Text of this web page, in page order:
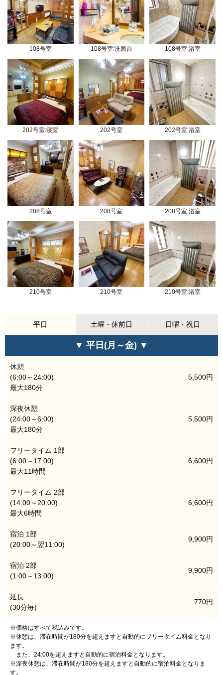
108号室 108号室:洗面台 108号室:浴室
202号室:寝室 202号室 202号室:浴室
208号室 208号室 208号室:浴室
210号室 210号室 210号室:浴室
平日 土曜・休前日 日曜・祝日
▼ 平日(月～金) ▼
休憩
(6:00～24:00)
最大180分
5,500円
深夜休憩
(24:00～6:00)
最大180分
5,500円
フリータイム 1部
(6:00～17:00)
最大11時間
6,600円
フリータイム 2部
(14:00～20:00)
最大6時間
6,600円
宿泊 1部
(20:00～翌11:00)
9,900円
宿泊 2部
(1:00～13:00)
9,900円
延長
(30分毎)
770円
※価格はすべて税込みです。
※休憩は、滞在時間が180分を超えますと自動的にフリータイム料金となり
ます。
また、24:00を超えますと自動的に宿泊料金となります。
※深夜休憩は、滞在時間が180分を超えますと自動的に宿泊料金となりま
す。